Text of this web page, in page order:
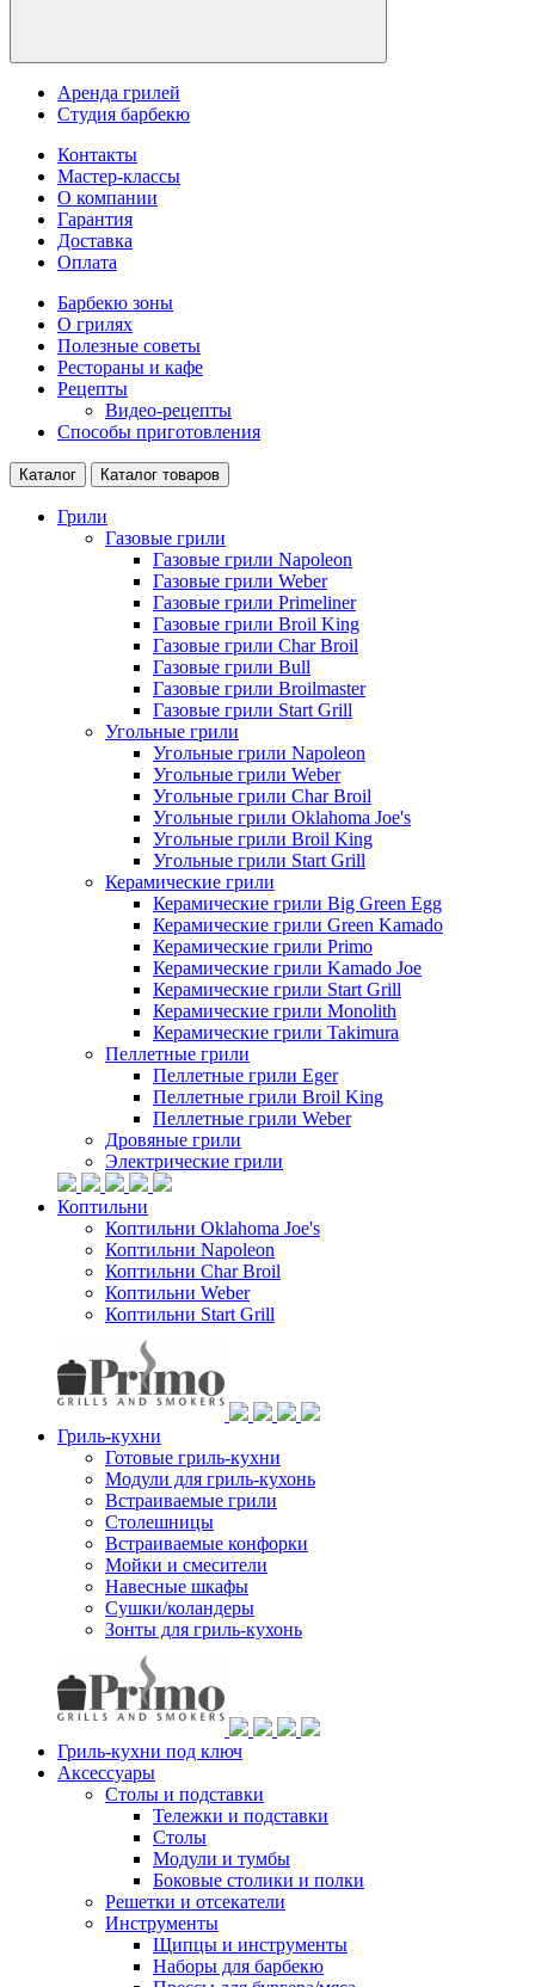
Аренда грилей
Студия барбекю
Контакты
Мастер-классы
О компании
Гарантия
Доставка
Оплата
Барбекю зоны
О грилях
Полезные советы
Рестораны и кафе
Рецепты
Видео-рецепты
Способы приготовления
Каталог Каталог товаров
Грили
Газовые грили
Газовые грили Napoleon
Газовые грили Weber
Газовые грили Primeliner
Газовые грили Broil King
Газовые грили Char Broil
Газовые грили Bull
Газовые грили Broilmaster
Газовые грили Start Grill
Угольные грили
Угольные грили Napoleon
Угольные грили Weber
Угольные грили Char Broil
Угольные грили Oklahoma Joe's
Угольные грили Broil King
Угольные грили Start Grill
Керамические грили
Керамические грили Big Green Egg
Керамические грили Green Kamado
Керамические грили Primo
Керамические грили Kamado Joe
Керамические грили Start Grill
Керамические грили Monolith
Керамические грили Takimura
Пеллетные грили
Пеллетные грили Eger
Пеллетные грили Broil King
Пеллетные грили Weber
Дровяные грили
Электрические грили
Коптильни
Коптильни Oklahoma Joe's
Коптильни Napoleon
Коптильни Char Broil
Коптильни Weber
Коптильни Start Grill
Гриль-кухни
Готовые гриль-кухни
Модули для гриль-кухонь
Встраиваемые грили
Столешницы
Встраиваемые конфорки
Мойки и смесители
Навесные шкафы
Сушки/коландеры
Зонты для гриль-кухонь
Гриль-кухни под ключ
Аксессуары
Столы и подставки
Тележки и подставки
Столы
Модули и тумбы
Боковые столики и полки
Решетки и отсекатели
Инструменты
Щипцы и инструменты
Наборы для барбекю